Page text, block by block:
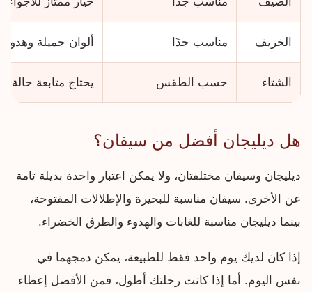
الخريف مناسب جدًا ألوان جميلة
الشتاء حسب الطقس يحتاج متابعة حالة
هل ديليجان أفضل من سيفان؟
ديليجان وسيفان مختلفتان، ولا يمكن اعتبار واحدة بديلة تامة
عن الأخرى. سيفان مناسبة للبحيرة والإطلالات المفتوحة،
بينما ديليجان مناسبة للغابات والهدوء والطرق الخضراء.
إذا كان لديك يوم واحد فقط للطبيعة، يمكن دمجهما في
نفس اليوم. أما إذا كانت رحلتك أطول، فمن الأفضل إعطاء